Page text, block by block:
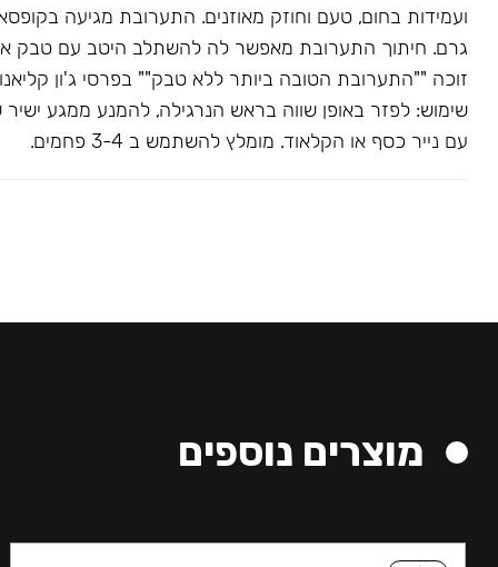
גרם. חיתוך התערובת מאפשר לה להשתלב היטב עם טבק
שימוש: לפזר באופן שווה בראש הנרגילה, להמנע ממגע
עם נייר כסף או הקלאוד. מומלץ להשתמש ב 3-4 פחמים.
מוצרים נוספים